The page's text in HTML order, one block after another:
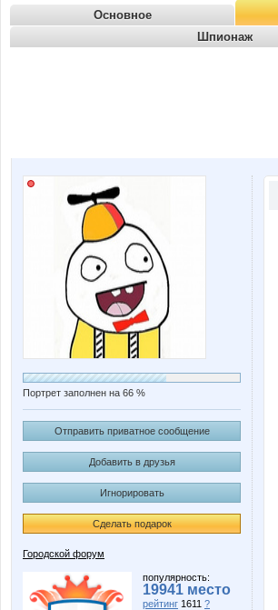
Основное
Шпионаж
Портрет заполнен на 66 %
Отправить приватное сообщение
Добавить в друзья
Игнорировать
Сделать подарок
Городской форум
популярность:
19941 место
рейтинг 1611 ?